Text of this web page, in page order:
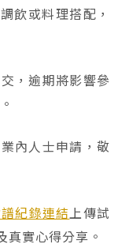
飲或料理搭配，
，逾期將影響參
內人士申請，敬
譜紀錄連結
上傳試
真實心得分享。